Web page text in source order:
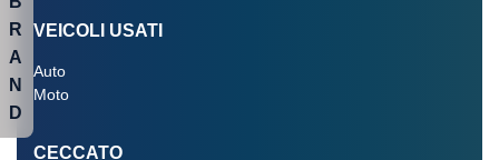
VEICOLI USATI
Auto
Moto
CECCATO
R
A
N
D